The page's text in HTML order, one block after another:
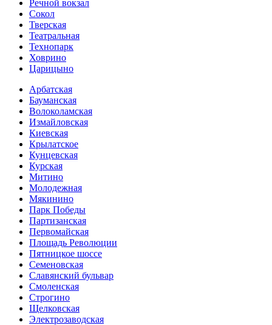
Речной вокзал
Сокол
Тверская
Театральная
Технопарк
Ховрино
Царицыно
Арбатская
Бауманская
Волоколамская
Измайловская
Киевская
Крылатское
Кунцевская
Курская
Митино
Молодежная
Мякинино
Парк Победы
Партизанская
Первомайская
Площадь Революции
Пятницкое шоссе
Семеновская
Славянский бульвар
Смоленская
Строгино
Щелковская
Электро­заводская